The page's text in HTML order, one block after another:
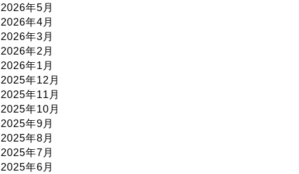
2026年5月
2026年4月
2026年3月
2026年2月
2026年1月
2025年12月
2025年11月
2025年10月
2025年9月
2025年8月
2025年7月
2025年6月